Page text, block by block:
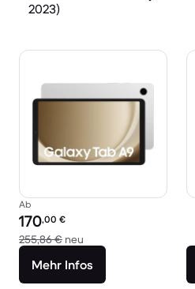
2023)
Ab
Preis des erneuerten Produkts:
170,00 €
255,86 € neu
Mehr Infos